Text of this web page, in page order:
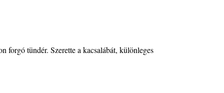
forgó tündér. Szerette a kacsalábát, különleges